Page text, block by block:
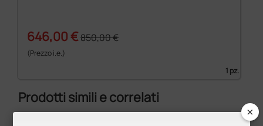
646,00 €850,00 €
(Prezzo i.e.)
1 pz.
Prodotti simili e correlati
×